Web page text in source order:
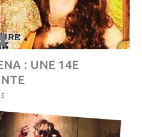
: UNE 14E